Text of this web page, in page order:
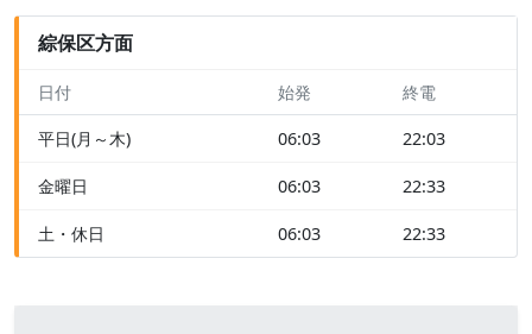
綜保区方面
日付 始発 終電
平日(月～木) 06:03 22:03
金曜日 06:03 22:33
土・休日 06:03 22:33